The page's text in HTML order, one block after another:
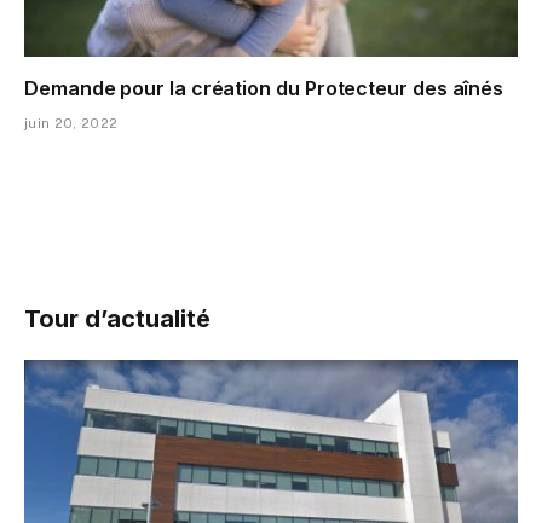
Demande pour la création du Protecteur des aînés
juin 20, 2022
Tour d’actualité